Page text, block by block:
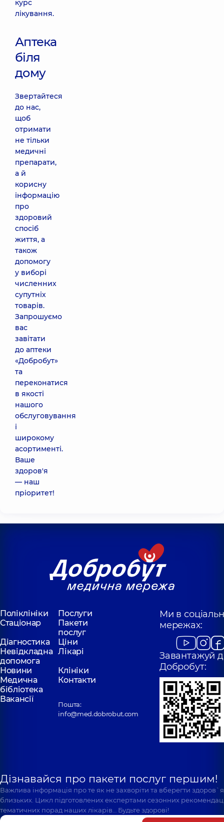
курс
лікування.
Аптека
біля
дому
Звертайтеся
до нас,
щоб
отримати
не тільки
медичні
препарати,
а й
корисну
інформацію
про
здоровий
спосіб
життя, а
також
допомогу
у виборі
численних
супутніх
товарів.
Запрошуємо
вас
завітати
до аптеки
«Добробут»
та
переконатися
в якості
нашого
обслуговування
і
широкому
асортименті.
Ваше
здоров'я
— наш
пріоритет!
Поліклініки
Послуги
Стаціонар
Пакети
послуг
Діагностика
Ціни
Невідкладна
допомога
Лікарі
Новини
Клініки
Медична
бібліотека
Контакти
Вакансії
Пошта:
info@med.dobrobut.com
Ми в
мережах:
Завантажуй
Добробут:
Дізнавайся про пакети послуг першим!
Важлива інформація про те як не захворіти та вберегти
близьких. Цикл підготовлених експертами сезонних
тематичних порад наших лікарів… Будьте здорові!